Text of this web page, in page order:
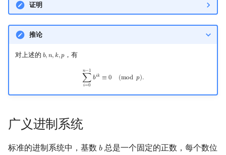
证明
推论
对上述的 𝑏,𝑛,𝑘,𝑝
b, n, k,p ，有
𝑛−1
∑
𝑖=0
𝑏𝑖𝑘 ≡ 0 (mod 𝑝).
∑i=0 n−
广义进制系统
标准的进制系统中，基数 𝑏
b总是一个固定的正数，每个数位